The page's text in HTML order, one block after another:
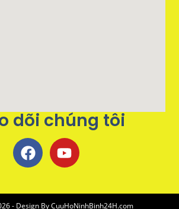
dõi chúng tôi
- Design ByCuuHoNinhBinh24H.com